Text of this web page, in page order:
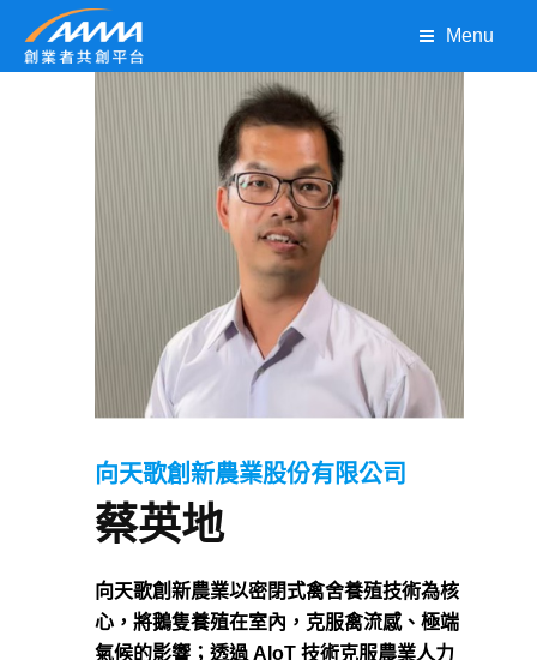
Menu
向天歌創新農業股份有限公司
蔡英地
向天歌創新農業以密閉式禽舍養殖技術為核
心，將鵝隻養殖在室內，克服禽流感、極端
氣候的影響；透過 AIoT 技術克服農業人力